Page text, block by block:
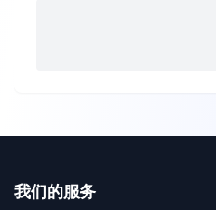
我们的服务